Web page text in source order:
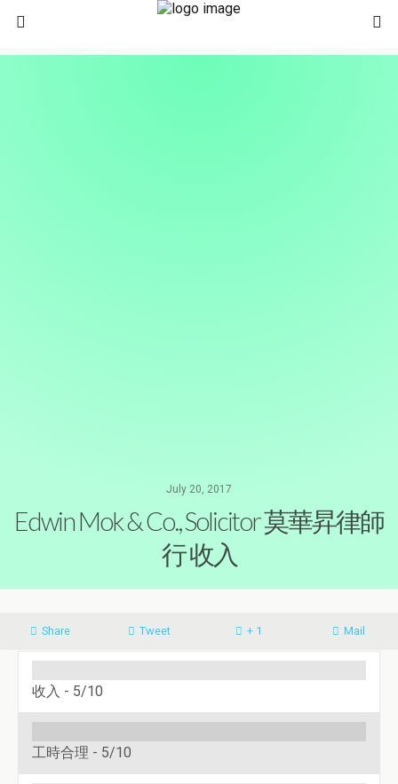
July 20, 2017
Edwin Mok & Co., Solicitor 莫華昇律師
行 收入
Share Tweet + 1 Mail
收入 - 5/10
工時合理 - 5/10